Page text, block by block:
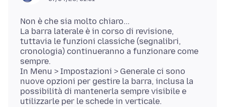
Non è che sia molto chiaro...
La barra laterale è in corso di revisione,
tuttavia le funzioni classiche (segnalibri,
cronologia) continueranno a funzionare come
sempre.
In Menu > Impostazioni > Generale ci sono
nuove opzioni per gestire la barra, inclusa la
possibilità di mantenerla sempre visibile e